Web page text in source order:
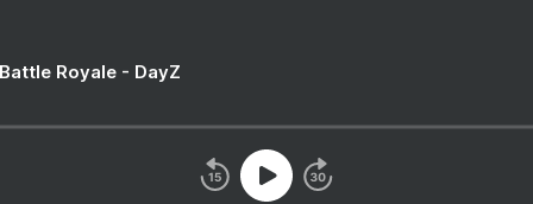
Royale - DayZ